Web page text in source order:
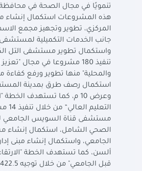
تنمويًا في مجال الصحة في محافظة
هذه المشروعات استكمال إنشاء
المركزي، تطوير وتجهيز مجمع
جانب الخدمات التكميلية لمستشفى
واستكمال تطوير مستشفى التل
تنفيذ 180 مشروعا في مجال
والمحلية" منها تطوير ورفع كفاءة
وعرض 10 م، كما تستهدف
مستشفى قناة السويس الجامعي
الصحي الشامل، استكمال إنشاء
الجامعي، واستكمال إنشاء مبنى
ألسن، كما تستهدف الخطة